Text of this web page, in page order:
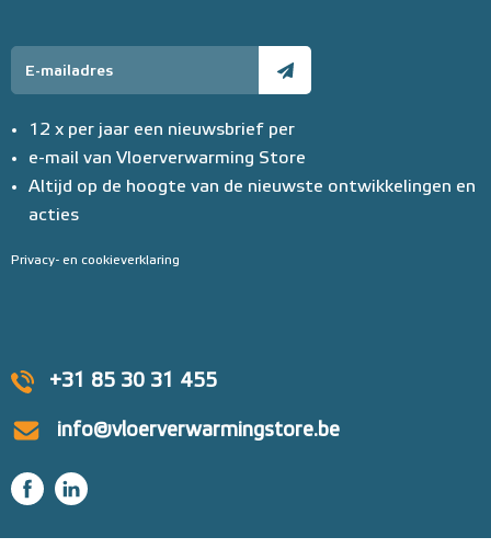
+31 85 30 31 455
info@vloerverwarmingstore.be
12 x per jaar een nieuwsbrief per
e-mail van Vloerverwarming Store
Altijd op de hoogte van de nieuwste ontwikkelingen en
acties
Privacy- en cookieverklaring